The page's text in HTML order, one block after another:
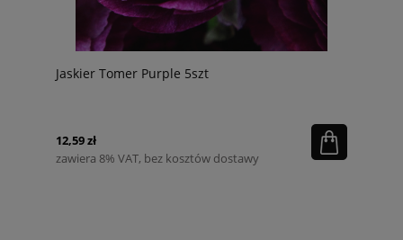
Jaskier Tomer Purple 5szt
12,59 zł
zawiera 8% VAT, bez kosztów dostawy